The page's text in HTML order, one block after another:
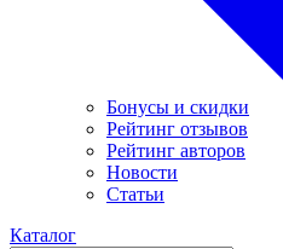
Бонусы и скидки
Рейтинг отзывов
Рейтинг авторов
Новости
Статьи
Каталог